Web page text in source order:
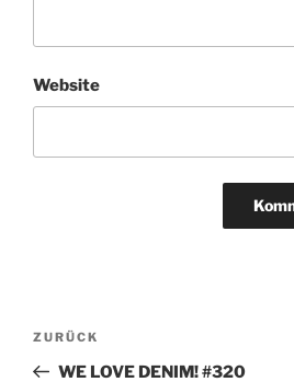
Website
Beitragsnavigation
Vorheriger
Beitrag
ZURÜCK
WE LOVE DENIM! #320